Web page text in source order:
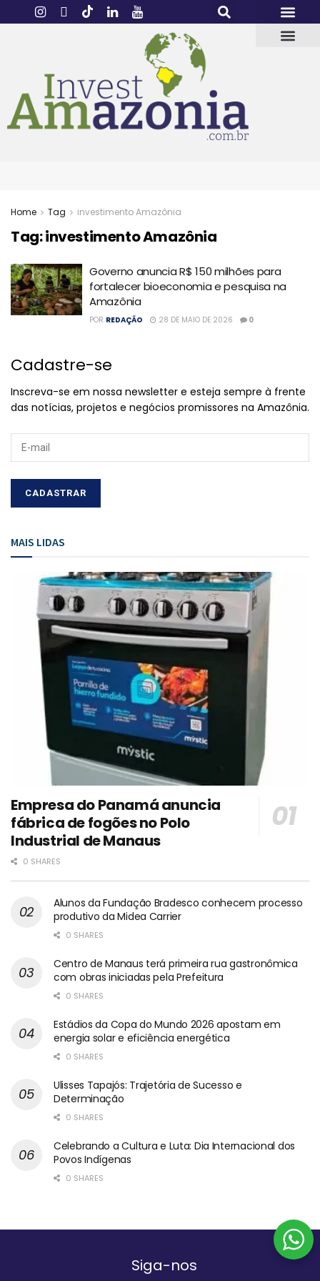
Home Tag investimento Amazônia
Tag:investimento Amazônia
Governo anuncia R$ 150 milhões para
fortalecer bioeconomia e pesquisa na
Amazônia
POR REDAÇÃO 28 DE MAIO DE 2026 0
Cadastre-se
Inscreva-se em nossa newsletter e esteja sempre à frente
das notícias, projetos e negócios promissores na Amazônia.
MAIS LIDAS
Empresa do Panamá anuncia
fábrica de fogões no Polo
Industrial de Manaus
0 SHARES
Alunos da Fundação Bradesco conhecem processo
produtivo da Midea Carrier
0 SHARES
Centro de Manaus terá primeira rua gastronômica
com obras iniciadas pela Prefeitura
0 SHARES
Estádios da Copa do Mundo 2026 apostam em
energia solar e eficiência energética
0 SHARES
Ulisses Tapajós: Trajetória de Sucesso e
Determinação
0 SHARES
Celebrando a Cultura e Luta: Dia Internacional dos
Povos Indígenas
0 SHARES
Siga-nos